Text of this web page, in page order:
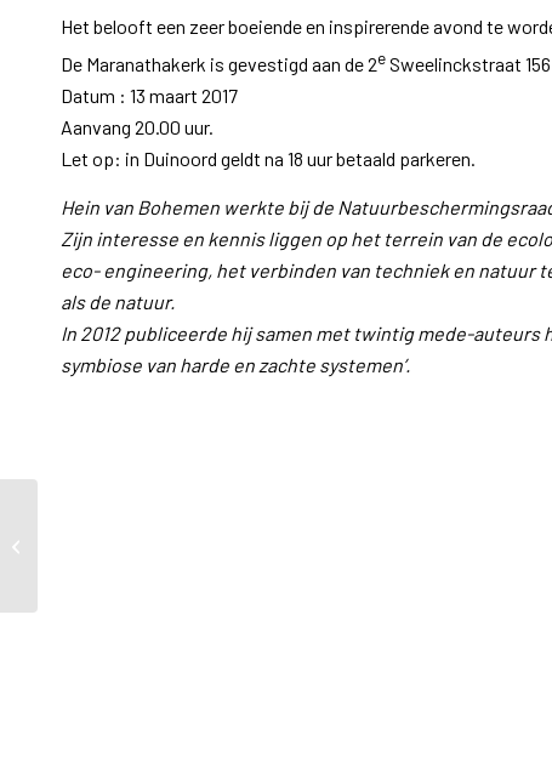
Het belooft een zeer boeiende en inspirerende avond te
De Maranathakerk is gevestigd aan de 2eSweelinckstraat 156
Datum : 13 maart 2017
Aanvang 20.00 uur.
Let op: in Duinoord geldt na 18 uur betaald parkeren.
Hein van Bohemen werkte bij de
Zijn interesse en kennis liggen op het terrein van de
eco- engineering, het verbinden van techniek en natuur
als de natuur.
In 2012 publiceerde hij samen met twintig mede-auteurs
symbiose van harde en zachte systemen’.